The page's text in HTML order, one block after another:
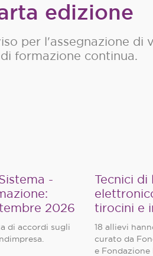
edizione
per l'assegnazione di
formazione continua.
-
2026
di accordi sugli
Tecnici
tirocini e
18 allievi
curato da
e Fondazione